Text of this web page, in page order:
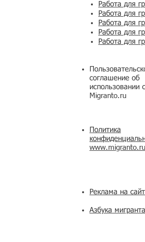
Работа для
Работа для
Работа для
Работа для
Работа для
соглашение об
использовании
Migranto.ru
Политика
www.migranto.ru
Реклама на
Азбука мигранта